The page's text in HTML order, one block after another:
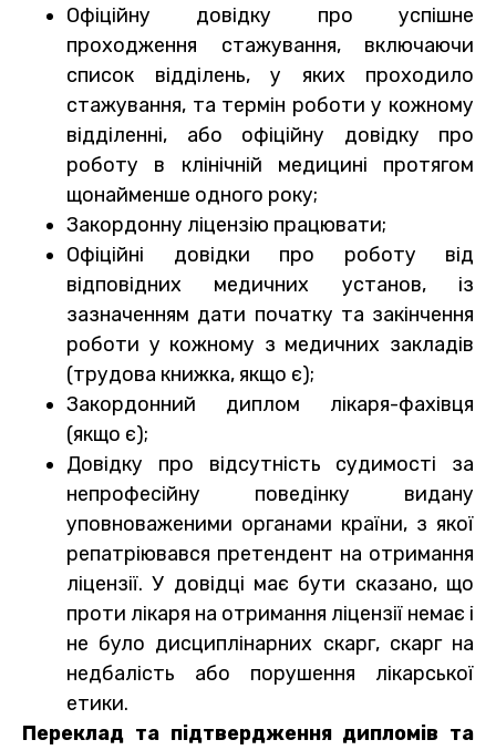
Офіційну довідку про успішне
проходження стажування, включаючи
список відділень, у яких проходило
стажування, та термін роботи у кожному
відділенні, або офіційну довідку про
роботу в клінічній медицині протягом
щонайменше одного року;
Закордонну ліцензію працювати;
Офіційні довідки про роботу від
відповідних медичних установ, із
зазначенням дати початку та закінчення
роботи у кожному з медичних закладів
(трудова книжка, якщо є);
Закордонний диплом лікаря-фахівця
(якщо є);
Довідку про відсутність судимості за
непрофесійну поведінку видану
уповноваженими органами країни, з якої
репатріювався претендент на отримання
ліцензії. У довідці має бути сказано, що
проти лікаря на отримання ліцензії немає і
не було дисциплінарних скарг, скарг на
недбалість або порушення лікарської
етики.
Переклад та підтвердження дипломів та